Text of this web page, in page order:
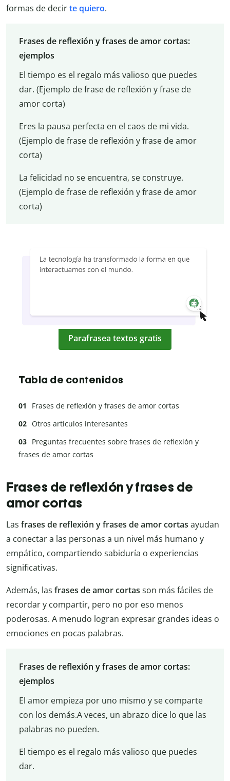
formas de decirte quiero.
Frases de reflexión y frases de amor cortas:
ejemplos
El tiempo es el regalo más valioso que puedes
dar. (Ejemplo de frase de reflexión y frase de
amor corta)
Eres la pausa perfecta en el caos de mi vida.
(Ejemplo de frase de reflexión y frase de amor
corta)
La felicidad no se encuentra, se construye.
(Ejemplo de frase de reflexión y frase de amor
corta)
Parafrasea textos gratis
Tabla de contenidos
Frases de reflexión y frases de amor cortas
Otros artículos interesantes
Preguntas frecuentes sobre frases de reflexión y
frases de amor cortas
Frases de reflexión y frases de
amor cortas
Las frases de reflexión y frases de amor cortas ayudan
a conectar a las personas a un nivel más humano y
empático, compartiendo sabiduría o experiencias
significativas.
Además, las frases de amor cortas son más fáciles de
recordar y compartir, pero no por eso menos
poderosas. A menudo logran expresar grandes ideas o
emociones en pocas palabras.
Frases de reflexión y frases de amor cortas:
ejemplos
El amor empieza por uno mismo y se comparte
con los demás.A veces, un abrazo dice lo que las
palabras no pueden.
El tiempo es el regalo más valioso que puedes
dar.